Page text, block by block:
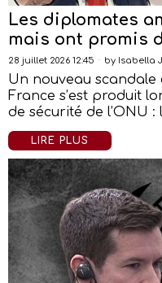
Les diplomates
mais ont promis
28 juillet 2026 12:45 by Isabella
Un nouveau scandale
France s’est produit
de sécurité de l’ONU
LIRE PLUS